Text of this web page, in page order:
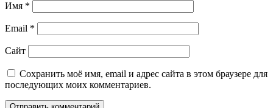
Имя *
Email *
Сайт
Сохранить моё имя, email и адрес сайта в этом браузере для
последующих моих комментариев.